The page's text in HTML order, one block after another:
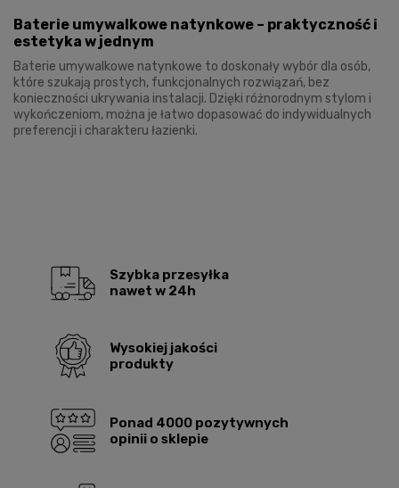
Baterie umywalkowe natynkowe – praktyczność i
estetyka w jednym
Baterie umywalkowe natynkowe to doskonały wybór dla osób,
które szukają prostych, funkcjonalnych rozwiązań, bez
konieczności ukrywania instalacji. Dzięki różnorodnym stylom i
wykończeniom, można je łatwo dopasować do indywidualnych
preferencji i charakteru łazienki.
Szybka przesyłka
nawet w 24h
Wysokiej jakości
produkty
Ponad 4000 pozytywnych
opinii o sklepie